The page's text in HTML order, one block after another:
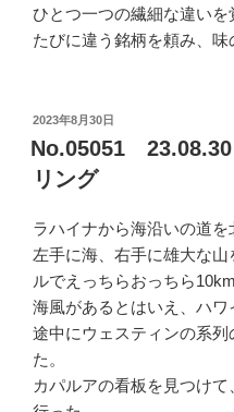
ひとつ一つの繊細な違い
たびに違う銘柄を頼み、味
投
稿
日:
2023年8月30日
No.05051
リング
ラハイナから海沿いの道を
左手に海、右手に雄大な
ルでえっちらおっちら
海風があるとはいえ、ハワ
途中にウェスティンの系
た。
カパルアの看板を見つけ